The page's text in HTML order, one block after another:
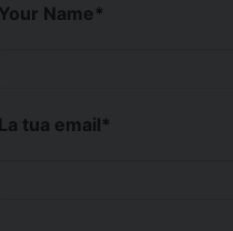
Your Name*
La tua email*